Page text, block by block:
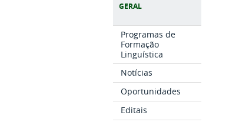
GERAL
Programas de
Formação
Linguística
Notícias
Oportunidades
Editais